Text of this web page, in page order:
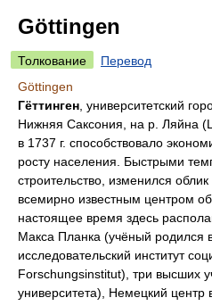
Göttingen
Толкование
Перевод
Göttingen
Гёттинген , университетский
Нижняя Саксония, на р. Ляйна
в 1737 г. способствовало
росту населения. Быстрыми
строительство, изменился
всемирно известным центром
настоящее время здесь
Макса Планка (учёный родился
исследовательский институт
Forschungsinstitut), три высших
университета), Немецкий центр